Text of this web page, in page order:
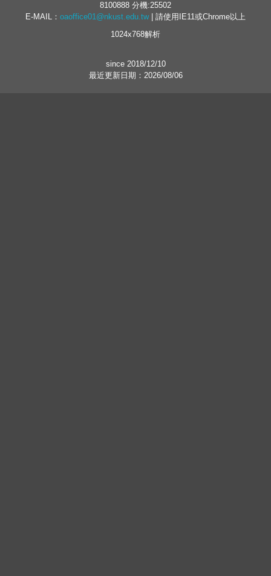
8100888 分機:25502
E-MAIL： oaoffice01@nkust.edu.tw| 請使用IE11或Chrome以上
1024x768解析
since 2018/12/10
最近更新日期：2026/08/06